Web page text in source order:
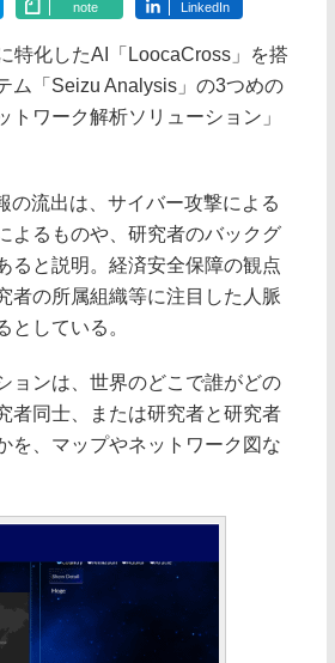
note LinkedIn
特化したAI「LoocaCross」を搭
ム「Seizu Analysis」の3つめの
ワーク解析ソリューション」
流出は、サイバー攻撃による
よるものや、研究者のバックグ
ると説明。経済安全保障の観点
者の所属組織等に注目した人脈
している。
ョンは、世界のどこで誰がどの
者同士、または研究者と研究者
を、マップやネットワーク図な